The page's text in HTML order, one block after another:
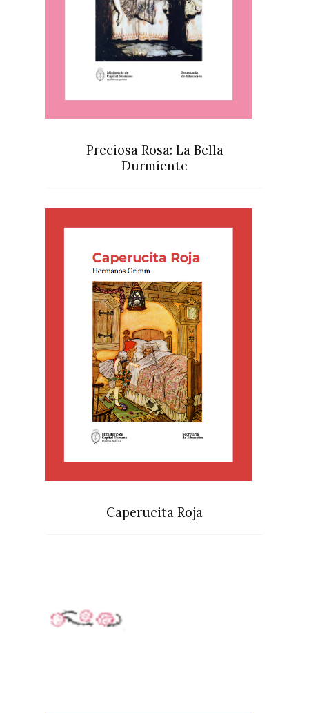
Preciosa Rosa: La Bella
Durmiente
Caperucita Roja